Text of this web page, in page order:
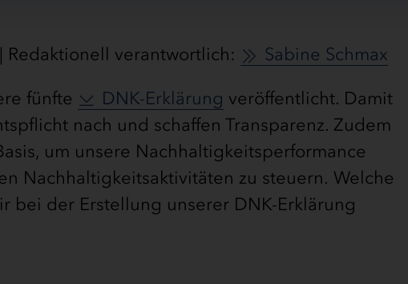
Redaktionell verantwortlich: Sabine Schmax
fünfte DNK-Erklärung veröffentlicht. Damit
nach und schaffen Transparenz. Zudem
um unsere Nachhaltigkeitsperformance
Nachhaltigkeitsaktivitäten zu steuern. Welche
bei der Erstellung unserer DNK-Erklärung